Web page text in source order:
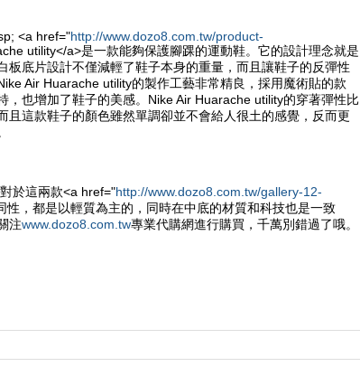
<a href="http://www.dozo8.com.tw/product-
utility</a>是一款能夠保護腳踝的運動鞋。它的設計理念就是
板底片設計不僅減輕了鞋子本身的重量，而且讓鞋子的反彈性
Air Huarache utility的製作工藝非常精良，採用魔術貼的款
，也增加了鞋子的美感。Nike Air Huarache utility的穿著彈性比
且這款鞋子的顏色雖然單調卻並不會給人很土的感覺，反而更
於這兩款<a href="http://www.dozo8.com.tw/gallery-12-
性，都是以輕質為主的，同時在中底的材質和科技也是一致
注www.dozo8.com.tw專業代購網進行購買，千萬別錯過了哦。